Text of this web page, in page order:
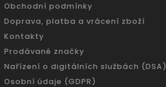
Obchodní podmínky
Doprava, platba a vrácení zboží
Kontakty
Prodávané značky
Nařízení o digitálních službách (DSA)
Osobní údaje (GDPR)